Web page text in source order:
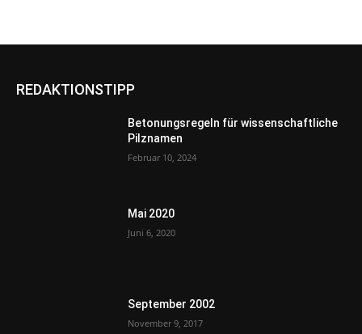
REDAKTIONSTIPP
Betonungsregeln für wissenschaftliche
Pilznamen
Februar 10, 2024
Mai 2020
Juni 6, 2020
September 2002
November 9, 2017